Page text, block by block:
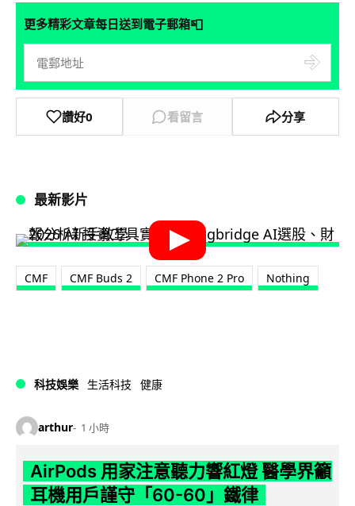
更多精彩文章每日送到電子郵箱📮
讚好0 看留言 分享
最新影片
CMF CMF Buds 2 CMF Phone 2 Pro Nothing
科技娛樂 生活科技 健康
arthur 1 小時
AirPods 用家注意聽力響紅燈 醫學界籲
耳機用戶謹守「60-60」鐵律